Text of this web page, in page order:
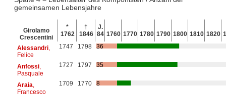
gemeinsamen Lebensjahre
Girolamo
Crescentini
*
1762
†
1846
J.
84 1760 1770 1780 1790 1800 1810 1820
Alessandri,
Felice
1747 1798 36
Anfossi,
Pasquale
1727 1797 35
Araia
Francesco
1709 1770 8